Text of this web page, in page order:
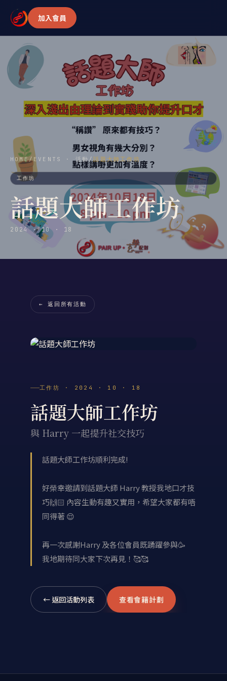
加入會員
HOME/EVENTS · 活動/話題大師工作坊
工作坊
話題大師工作坊
2024 · 10 · 18
← 返回所有活動
工作坊 · 2024 · 10 · 18
話題大師工作坊
與 Harry 一起提升社交技巧
話題大師工作坊順利完成!
好榮幸邀請到話題大師 Harry 教授我地口才技
巧🙌🏻 內容生動有趣又實用，希望大家都有唔
同得著 😌
再一次感謝Harry 及各位會員既踴躍參與🥳
我地期待同大家下次再見！🥰🥰
← 返回活動列表 查看會籍計劃